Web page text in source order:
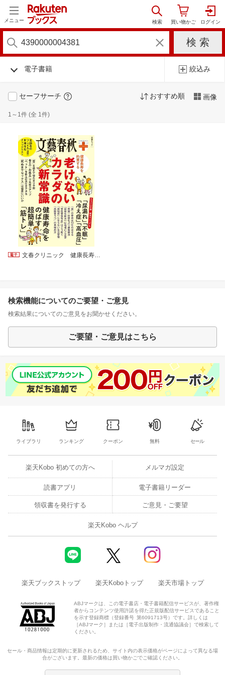
メニュー
電子書籍 絞込み
セーフサーチ おすすめ順 画像
1～1件 (全 1件)
文春クリニック 健康長寿を約束する 老けないカラダの新常識
検索機能についてのご要望・ご意見
検索結果についてのご意見をお聞かせください。
ご要望・ご意見はこちら
ライブラリ ランキング クーポン 無料 セール
楽天Kobo 初めての方へ メルマガ設定
読書アプリ 電子書籍リーダー
領収書を発行する ご意見・ご要望
楽天Kobo ヘルプ
楽天ブックストップ 楽天Koboトップ 楽天市場トップ
ABJマークは、この電子書店・電子書籍配信サービスが、著作権
者からコンテンツ使用許諾を得た正規版配信サービスであること
を示す登録商標（登録番号 第6091713号）です。詳しくは
［ABJマーク］または［電子出版制作・流通協議会］で検索して
ください。
セール・商品情報は定期的に更新されるため、サイト内の表示価格がページによって異なる場
合がございます。最新の価格は買い物かごでご確認ください。